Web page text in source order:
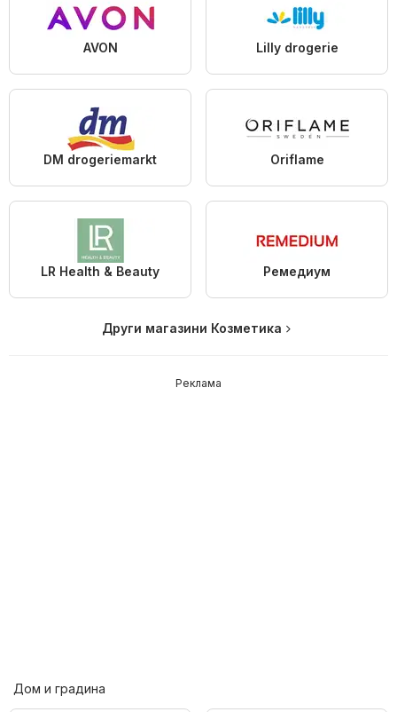
AVON Lilly drogerie
DM drogeriemarkt Oriflame
LR Health & Beauty Ремедиум
Други магазини Козметика
Реклама
Дом и градина